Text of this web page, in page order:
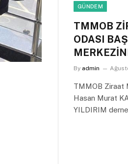
GÜNDEM
TMMOB
ODASI
By admin
TMMOB Ziraat
Hasan Murat
YILDIRIM